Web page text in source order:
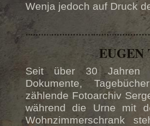
Wenja jedoch auf Druck
EUGEN
Seit über 30 Jahren
Dokumente,
zählende Fotoarchiv
während die Urne mit
Wohnzimmerschrank